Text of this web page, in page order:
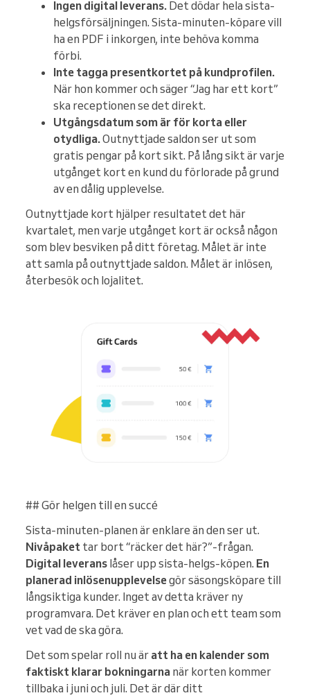
Ingen digital leverans. Det dödar hela sista-
helgsförsäljningen. Sista-minuten-köpare vill
ha en PDF i inkorgen, inte behöva komma
förbi.
Inte tagga presentkortet på kundprofilen.
När hon kommer och säger “Jag har ett kort”
ska receptionen se det direkt.
Utgångsdatum som är för korta eller
otydliga.Outnyttjade saldon ser ut som
gratis pengar på kort sikt. På lång sikt är varje
utgånget kort en kund du förlorade på grund
av en dålig upplevelse.
Outnyttjade kort hjälper resultatet det här
kvartalet, men varje utgånget kort är också någon
som blev besviken på ditt företag. Målet är inte
att samla på outnyttjade saldon. Målet är inlösen,
återbesök och lojalitet.
## Gör helgen till en succé
Sista-minuten-planen är enklare än den ser ut.
Nivåpaket tar bort “räcker det här?”-frågan.
Digital leverans låser upp sista-helgs-köpen. En
planerad inlösenupplevelsegör säsongsköpare till
långsiktiga kunder. Inget av detta kräver ny
programvara. Det kräver en plan och ett team som
vet vad de ska göra.
Det som spelar roll nu är att ha en kalender som
faktiskt klarar bokningarna när korten kommer
tillbaka i juni och juli. Det är där ditt